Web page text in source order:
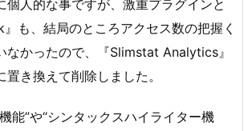
個人的な事ですが、激重プラグインと
も、結局のところアクセス数の把握く
なかったので、『Slimstat Analytics』
き換えて削除しました。
能”や“シンタックスハイライター機